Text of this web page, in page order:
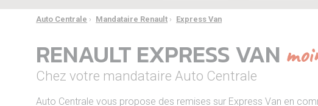
Auto Centrale › Mandataire Renault › Express Van
RENAULT EXPRESS VAN
Chez votre mandataire Auto Centrale
Auto Centrale vous propose des remises sur Express Van en